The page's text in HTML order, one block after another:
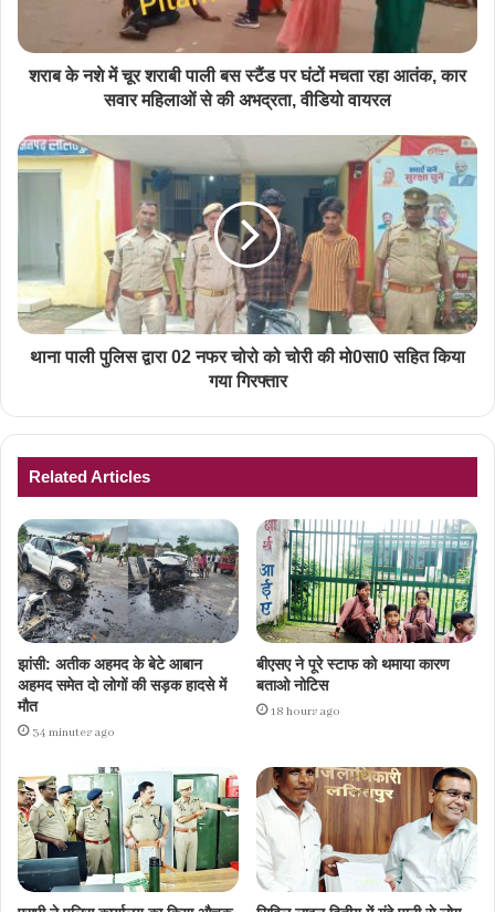
शराब के नशे में चूर शराबी पाली बस स्टैंड पर घंटों मचता रहा आतंक, कार
सवार महिलाओं से की अभद्रता, वीडियो वायरल
थाना पाली पुलिस द्वारा 02 नफर चोरो को चोरी की मो0सा0 सहित किया
गया गिरफ्तार
Related Articles
झांसी: अतीक अहमद के बेटे आबान
अहमद समेत दो लोगों की सड़क हादसे में
मौत
34 minutes ago
बीएसए ने पूरे स्टाफ को थमाया कारण
बताओ नोटिस
18 hours ago